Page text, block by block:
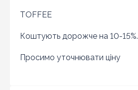
TOFFEE
Коштують дорожче на 10-15%.
Просимо уточнювати ціну
Оновити капчу
Надіслати